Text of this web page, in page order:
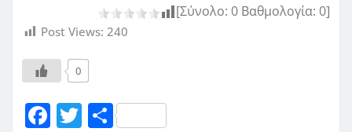
[Σύνολο: 0 Βαθμολογία: 0]
Post Views: 240
0
F T Μ